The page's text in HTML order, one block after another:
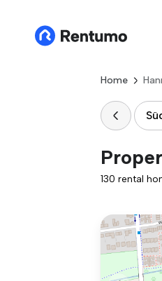
Home
130 rental